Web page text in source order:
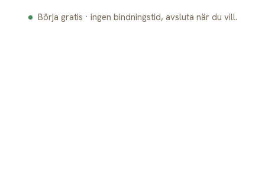
Börja gratis · ingen bindningstid, avsluta när du vill.